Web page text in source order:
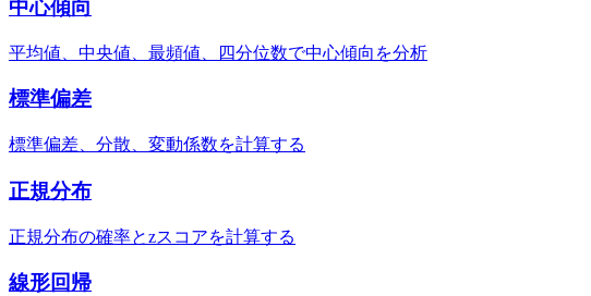
中心傾向
平均値、中央値、最頻値、四分位数で中心傾向を分析
標準偏差
標準偏差、分散、変動係数を計算する
正規分布
正規分布の確率とzスコアを計算する
線形回帰